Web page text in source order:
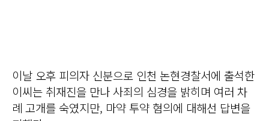
이날 오후 피의자 신분으로 인천 논현경찰서에 출석한
이씨는 취재진을 만나 사죄의 심경을 밝히며 여러 차
례 고개를 숙였지만, 마약 투약 혐의에 대해선 답변을